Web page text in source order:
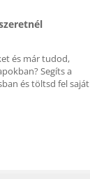
és már tudod,
Segíts a
és töltsd fel saját